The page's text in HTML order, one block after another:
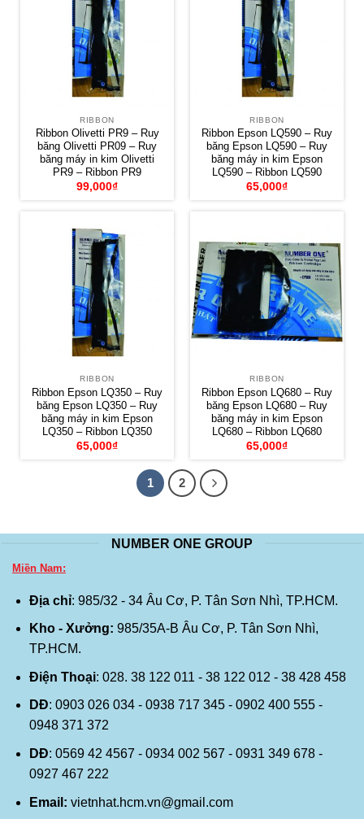
RIBBON
Ribbon Olivetti PR9 – Ruy
băng Olivetti PR09 – Ruy
băng máy in kim Olivetti
PR9 – Ribbon PR9
99,000₫
RIBBON
Ribbon Epson LQ590 – Ruy
băng Epson LQ590 – Ruy
băng máy in kim Epson
LQ590 – Ribbon LQ590
65,000₫
RIBBON
Ribbon Epson LQ350 – Ruy
băng Epson LQ350 – Ruy
băng máy in kim Epson
LQ350 – Ribbon LQ350
65,000₫
RIBBON
Ribbon Epson LQ680 – Ruy
băng Epson LQ680 – Ruy
băng máy in kim Epson
LQ680 – Ribbon LQ680
65,000₫
1 2
NUMBER ONE GROUP
Miền Nam:
Địa chỉ: 985/32 - 34 Âu Cơ, P. Tân Sơn Nhì, TP.HCM.
Kho - Xưởng: 985/35A-B Âu Cơ, P. Tân Sơn Nhì,
TP.HCM.
Điện Thoại: 028. 38 122 011 - 38 122 012 - 38 428 458
DĐ: 0903 026 034 - 0938 717 345 - 0902 400 555 -
0948 371 372
DĐ: 0569 42 4567 - 0934 002 567 - 0931 349 678 -
0927 467 222
Email: vietnhat.hcm.vn@gmail.com